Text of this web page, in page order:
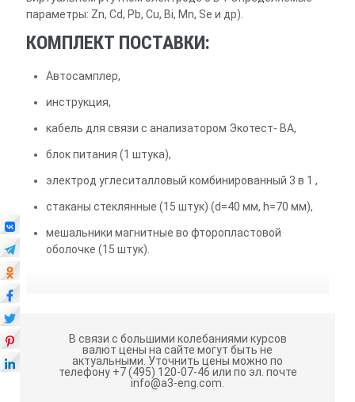
параметры: Zn, Cd, Pb, Cu, Bi, Mn, Se и др).
КОМПЛЕКТ ПОСТАВКИ:
Автосамплер,
инструкция,
кабель для связи с анализатором Экотест- ВА,
блок питания (1 штука),
электрод углеситалловый комбинированный 3 в 1 ,
стаканы стеклянные (15 штук) (d=40 мм, h=70 мм),
мешальники магнитные во фторопластовой
оболочке (15 штук).
В связи с большими колебаниями курсов
валют цены на сайте могут быть не
актуальными. Уточнить цены можно по
телефону +7 (495) 120-07-46 или по эл. почте
info@a3-eng.com.